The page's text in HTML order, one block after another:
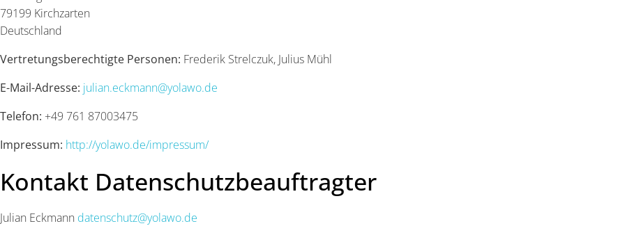
79199 Kirchzarten
Deutschland
Vertretungsberechtigte Personen: Frederik Strelczuk, Julius Mühl
E-Mail-Adresse: julian.eckmann@yolawo.de
Telefon: +49 761 87003475
Impressum: http://yolawo.de/impressum/
Kontakt Datenschutzbeauftragter
Julian Eckmann datenschutz@yolawo.de